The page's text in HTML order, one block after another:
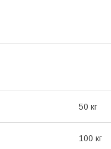
50 кг
100 кг